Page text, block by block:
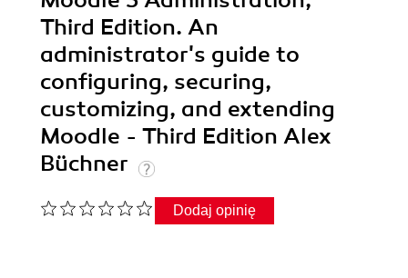
Third Edition. An
administrator's guide to
configuring, securing,
customizing, and extending
Moodle - Third Edition Alex
Büchner
Dodaj opinię